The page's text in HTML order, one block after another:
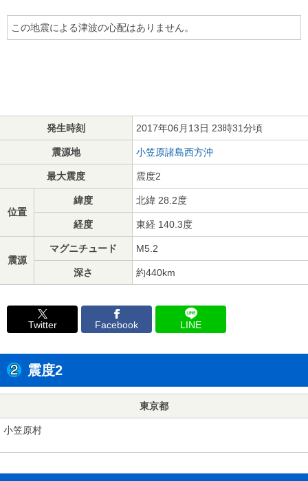
この地震による津波の心配はありません。
発生時刻 2017年06月13日 23時31分頃
震源地 小笠原諸島西方沖
最大震度 震度2
位置
緯度 北緯 28.2度
経度 東経 140.3度
震源
マグニチュード M5.2
深さ 約440km
Twitter Facebook LINE
震度2
東京都
小笠原村